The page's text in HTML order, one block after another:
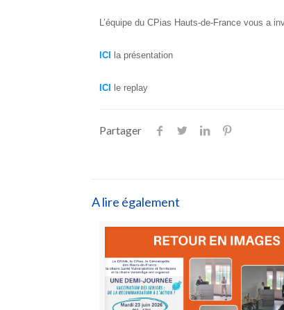
L’équipe du CPias Hauts-de-France vous a
ICI la présentation
ICI le replay
Partager
A lire également